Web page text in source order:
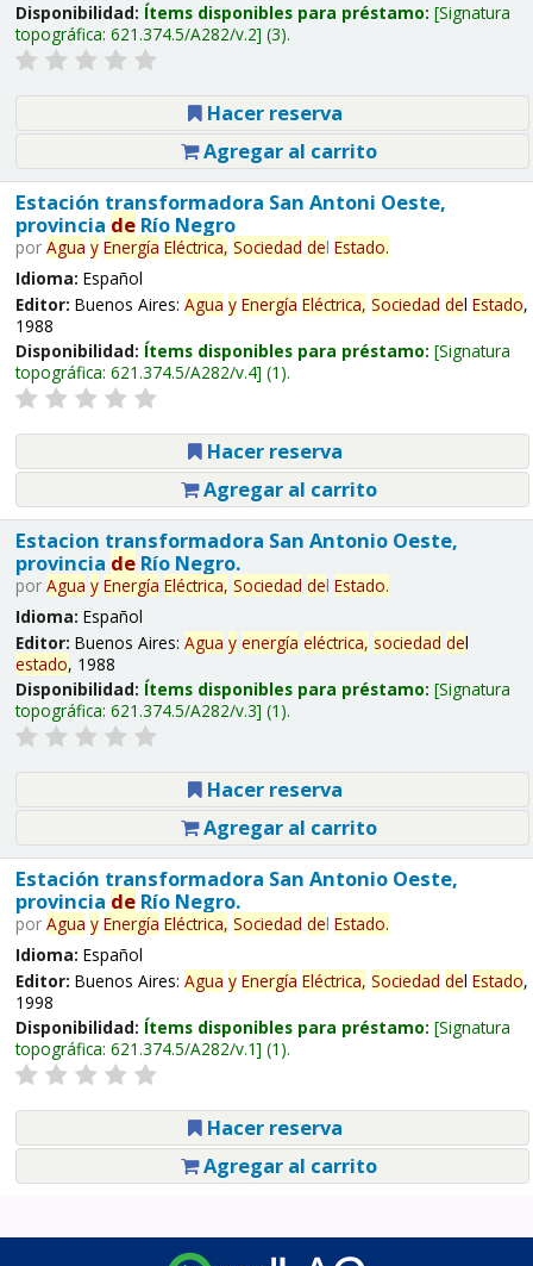
Disponibilidad: Ítems disponibles para préstamo: Signatura
topográfica: 621.374.5/A282/v.2 (3).
Hacer reserva
Agregar al carrito
Estación transformadora San Antoni Oeste,
provincia deRío Negro
por Agua y Energía Eléctrica, Sociedad del Estado.
Idioma: Español
Editor: Buenos Aires: Agua y Energía Eléctrica, Sociedad del Estado,
1988
Disponibilidad: Ítems disponibles para préstamo: Signatura
topográfica: 621.374.5/A282/v.4 (1).
Hacer reserva
Agregar al carrito
Estacion transformadora San Antonio Oeste,
provincia deRío Negro.
por Agua y Energía Eléctrica, Sociedad del Estado.
Idioma: Español
Editor: Buenos Aires: Agua y energía eléctrica, sociedad del
estado, 1988
Disponibilidad: Ítems disponibles para préstamo: Signatura
topográfica: 621.374.5/A282/v.3 (1).
Hacer reserva
Agregar al carrito
Estación transformadora San Antonio Oeste,
provincia deRío Negro.
por Agua y Energía Eléctrica, Sociedad del Estado.
Idioma: Español
Editor: Buenos Aires: Agua y Energía Eléctrica, Sociedad del Estado,
1998
Disponibilidad: Ítems disponibles para préstamo: Signatura
topográfica: 621.374.5/A282/v.1 (1).
Hacer reserva
Agregar al carrito